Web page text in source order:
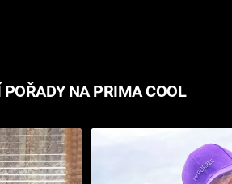
NA PRIMA COOL